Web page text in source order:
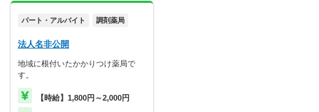
パート・アルバイト 調剤薬局
法人名非公開
地域に根付いたかかりつけ薬局で
す。
【時給】1,800円～2,000円